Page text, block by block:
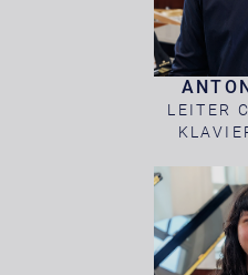
LEITER